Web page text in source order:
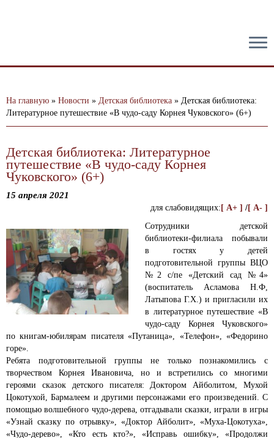
На главную » Новости » Детская библиотека » Детская библиотека:
Литературное путешествие «В чудо-саду Корнея Чуковского» (6+)
Детская библиотека: Литературное
путешествие «В чудо-саду Корнея
Чуковского» (6+)
15 апреля 2021
для слабовидящих: [ A+ ] /[ A- ]
Сотрудники детской
библиотеки-филиала побывали
в гостях у детей
подготовительной группы ВЦО
№2 с/пе «Детский сад №4»
(воспитатель Асламова Н.Ф,
Латыпова Г.Х.) и пригласили их
в литературное путешествие «В
чудо-саду Корнея Чуковского»
по книгам-юбилярам писателя «Путаница», «Телефон», «Федорино
горе».
Ребята подготовительной группы не только познакомились с
творчеством Корнея Ивановича, но и встретились со многими
героями сказок детского писателя: Доктором Айболитом, Мухой
Цокотухой, Бармалеем и другими персонажами его произведений. С
помощью волшебного чудо-дерева, отгадывали сказки, играли в игры
«Узнай сказку по отрывку», «Доктор Айболит», «Муха-Цокотуха»,
«Чудо-дерево», «Кто есть кто?», «Исправь ошибку», «Продолжи